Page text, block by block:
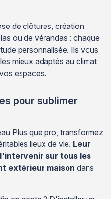
de clôtures, création
ou de vérandas : chaque
personnalisée. Ils vous
mieux adaptés au climat
espaces.
pour sublimer
Plus que pro, transformez
lieux de vie. Leur
sur tous les
extérieur maison dans